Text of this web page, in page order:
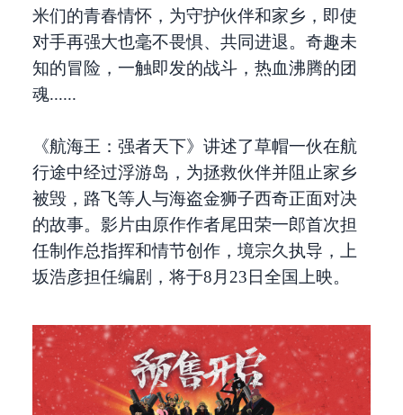
米们的青春情怀，为守护伙伴和家乡，即使
对手再强大也毫不畏惧、共同进退。奇趣未
知的冒险，一触即发的战斗，热血沸腾的团
魂......
《航海王：强者天下》讲述了草帽一伙在航
行途中经过浮游岛，为拯救伙伴并阻止家乡
被毁，路飞等人与海盗金狮子西奇正面对决
的故事。影片由原作作者尾田荣一郎首次担
任制作总指挥和情节创作，境宗久执导，上
坂浩彦担任编剧，将于8月23日全国上映。